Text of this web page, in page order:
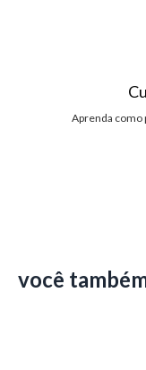
Aprenda como
você